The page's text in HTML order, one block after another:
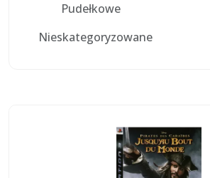
Pudełkowe
Nieskategoryzowane